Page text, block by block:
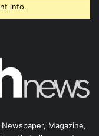
info.
Magazine,